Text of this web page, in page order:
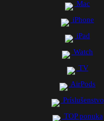
Mac
iPhone
iPad
Watch
TV
AirPods
Príslušenstvo
TOP ponuka